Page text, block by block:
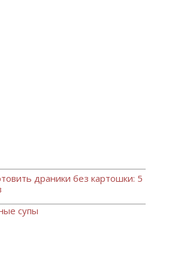
драники без картошки: 5